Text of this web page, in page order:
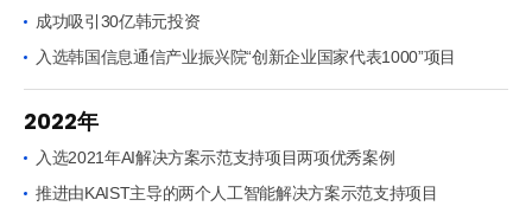
成功吸引30亿韩元投资
入选韩国信息通信产业振兴院“创新企业国家代表1000”项目
2022年
入选2021年AI解决方案示范支持项目两项优秀案例
推进由KAIST主导的两个人工智能解决方案示范支持项目